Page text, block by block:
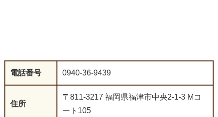
電話番号 0940-36-9439
住所
〒811-3217 福岡県福津市中央2-1-3 Mコ
ート105